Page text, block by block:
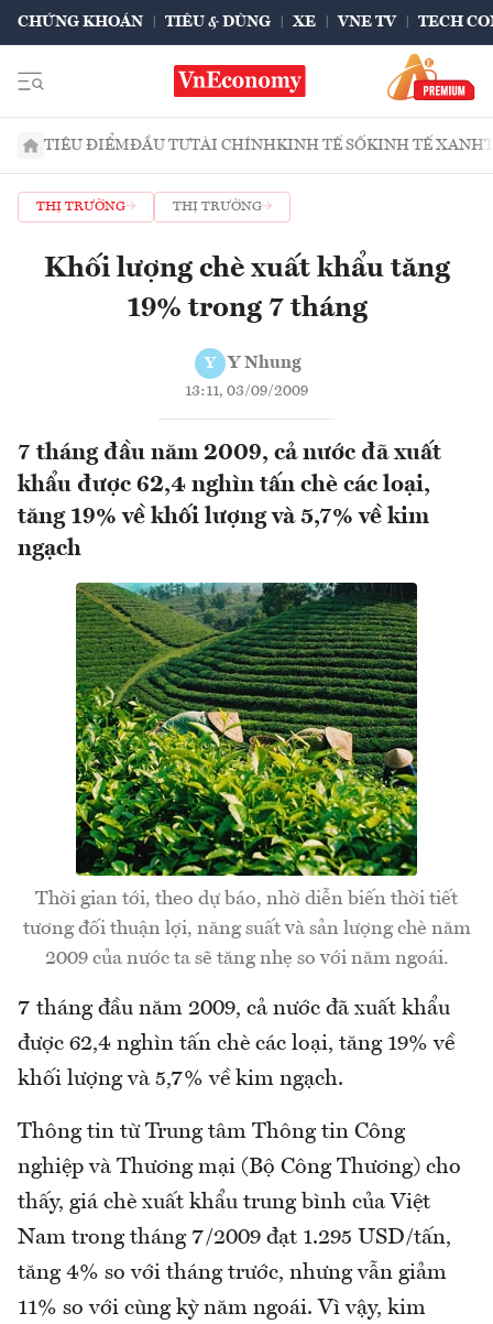
CHỨNG KHOÁN TIÊU & DÙNG XE VNE TV TECH
TIÊU ĐIỂMĐẦU TƯTÀI CHÍNHKINH TẾ SỐKINH TẾ XANH
THỊ TRƯỜNG THỊ TRƯỜNG
Khối lượng chè xuất khẩu tăng
19% trong 7 tháng
Y Y Nhung
13:11, 03/09/2009
7 tháng đầu năm 2009, cả nước đã xuất
khẩu được 62,4 nghìn tấn chè các loại,
tăng 19% về khối lượng và 5,7% về kim
ngạch
Thời gian tới, theo dự báo, nhờ diễn biến thời tiết
tương đối thuận lợi, năng suất và sản lượng chè năm
2009 của nước ta sẽ tăng nhẹ so với năm ngoái.
7 tháng đầu năm 2009, cả nước đã xuất khẩu
được 62,4 nghìn tấn chè các loại, tăng 19% về
khối lượng và 5,7% về kim ngạch.
Thông tin từ Trung tâm Thông tin Công
nghiệp và Thương mại (Bộ Công Thương) cho
thấy, giá chè xuất khẩu trung bình của Việt
Nam trong tháng 7/2009 đạt 1.295 USD/tấn,
tăng 4% so với tháng trước, nhưng vẫn giảm
11% so với cùng kỳ năm ngoái. Vì vậy, kim